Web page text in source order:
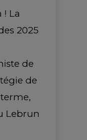
! La
2025
de
de
Lebrun